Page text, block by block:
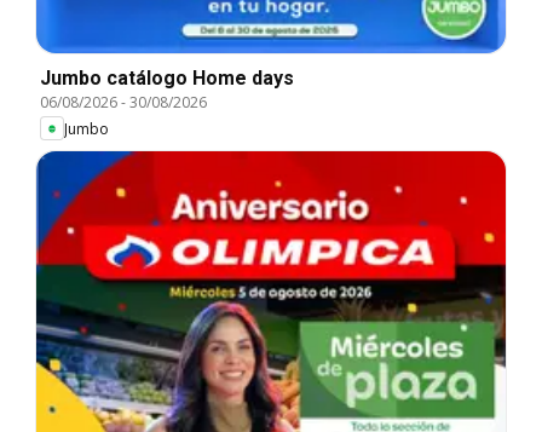
Jumbo catálogo Home days
06/08/2026-30/08/2026
Jumbo